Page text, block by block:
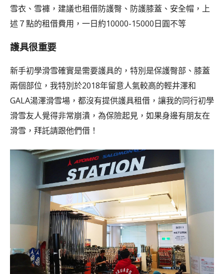
雪衣、雪褲，建議也租借防護臀、防護膝蓋、安全帽，上
述７點的租借費用，一日約10000-15000日圓不等
護具很重要
新手初學滑雪確實是需要護具的，特別是保護臀部、膝蓋
兩個部位，我特別於2018年留意人氣較高的輕井澤和
GALA湯澤滑雪場，都沒有提供護具租借，讓我的同行初學
滑雪友人覺得非常崩潰，為保險起見，如果身邊有朋友在
滑雪，拜託請跟他們借！